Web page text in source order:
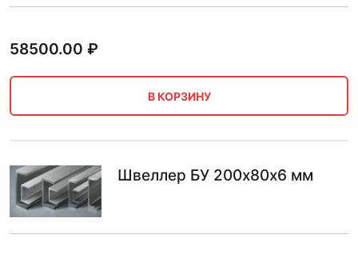
58500.00 ₽
В КОРЗИНУ
Швеллер БУ 200х80х6 мм